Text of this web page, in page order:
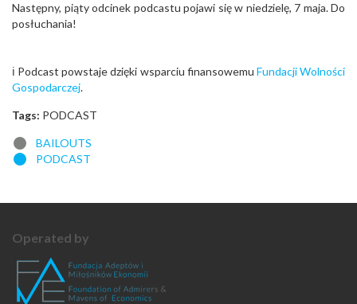
Następny, piąty odcinek podcastu pojawi się w niedzielę, 7 maja. Do
posłuchania!
ℹ️ Podcast powstaje dzięki wsparciu finansowemu Fundacji Wolności
Gospodarczej.
Tags: PODCAST
BAILOUTS
PODCAST
Operated by